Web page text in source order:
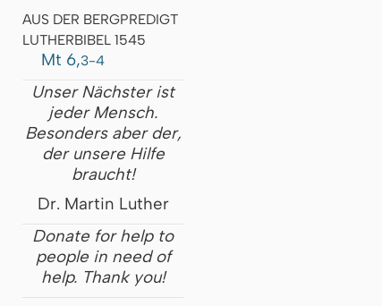
AUS DER BERGPREDIGT
LUTHERBIBEL 1545
Mt 6,3-4
Unser Nächster ist
jeder Mensch.
Besonders aber der,
der unsere Hilfe
braucht!
Dr. Martin Luther
Donate for help to
people in need of
help. Thank you!